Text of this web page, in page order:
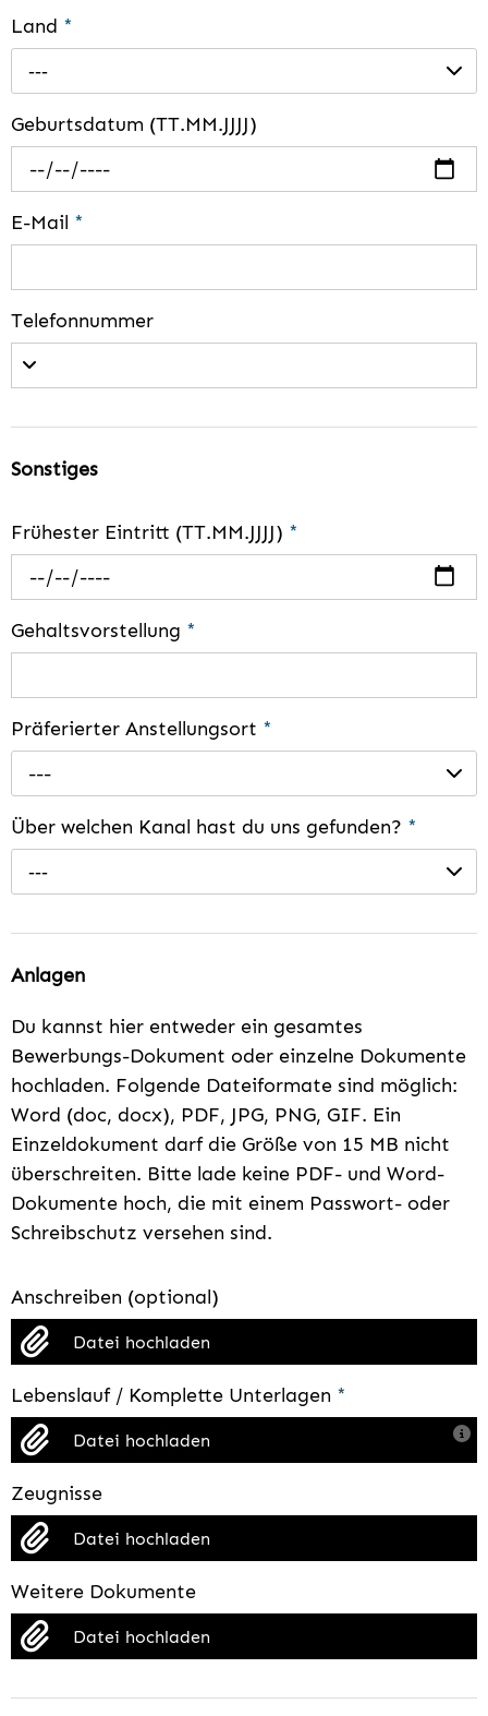
Land *
---
Geburtsdatum (TT.MM.JJJJ)
E-Mail *
Telefonnummer
Sonstiges
Frühester Eintritt (TT.MM.JJJJ) *
Gehaltsvorstellung *
Präferierter Anstellungsort *
---
Über welchen Kanal hast du uns gefunden? *
---
Anlagen
Du kannst hier entweder ein gesamtes
Bewerbungs-Dokument oder einzelne Dokumente
hochladen. Folgende Dateiformate sind möglich:
Word (doc, docx), PDF, JPG, PNG, GIF. Ein
Einzeldokument darf die Größe von 15 MB nicht
überschreiten. Bitte lade keine PDF- und Word-
Dokumente hoch, die mit einem Passwort- oder
Schreibschutz versehen sind.
Anschreiben (optional)
Datei hochladen
Lebenslauf / Komplette Unterlagen *
Datei hochladen
Zeugnisse
Datei hochladen
Weitere Dokumente
Datei hochladen